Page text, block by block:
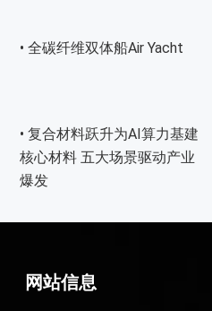
• 全碳纤维双体船Air Yacht
• 复合材料跃升为AI算力基建
核心材料 五大场景驱动产业
爆发
网站信息